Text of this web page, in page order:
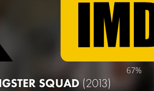
67%
SQUAD(2013)